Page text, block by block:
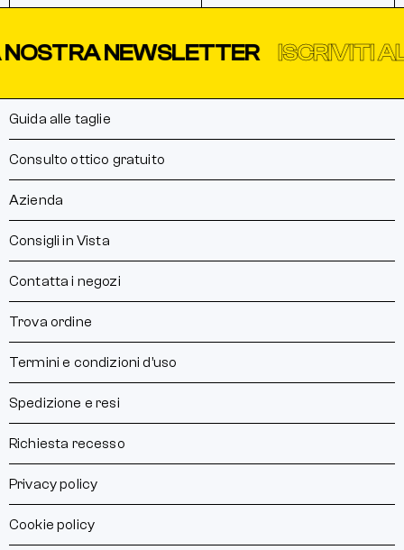
NEWSLETTER ISCRIVITI
Guida alle taglie
Consulto ottico gratuito
Azienda
Consigli in Vista
Contatta i negozi
Trova ordine
Termini e condizioni d’uso
Spedizione e resi
Richiesta recesso
Privacy policy
Cookie policy